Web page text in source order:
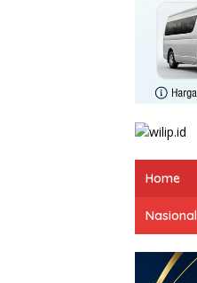
Home
Nasional